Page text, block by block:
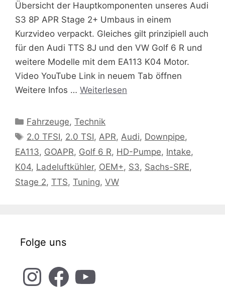
Übersicht der Hauptkomponenten unseres Audi
S3 8P APR Stage 2+ Umbaus in einem
Kurzvideo verpackt. Gleiches gilt prinzipiell auch
für den Audi TTS 8J und den VW Golf 6 R und
weitere Modelle mit dem EA113 K04 Motor.
Video YouTube Link in neuem Tab öffnen
Weitere Infos … Weiterlesen
Kategorien
Fahrzeuge,Technik
Schlagwörter
2.0 TFSI, 2.0 TSI, APR, Audi, Downpipe,
EA113, GOAPR, Golf 6 R, HD-Pumpe, Intake,
K04, Ladeluftkühler, OEM+, S3, Sachs-SRE,
Stage 2, TTS, Tuning, VW
Folge uns
InstagramFacebookYouTube